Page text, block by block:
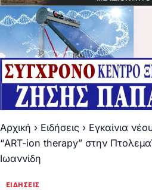
Αρχική › Ειδήσεις › Εγκαίνια
“ART-ion therapy” στην
Ιωαννίδη
ΕΙΔΉΣΕΙΣ